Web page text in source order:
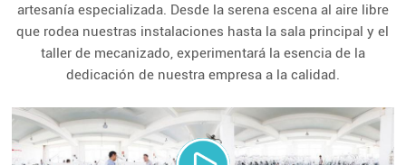
artesanía especializada. Desde la serena escena al aire libre
que rodea nuestras instalaciones hasta la sala principal y el
taller de mecanizado, experimentará la esencia de la
dedicación de nuestra empresa a la calidad.